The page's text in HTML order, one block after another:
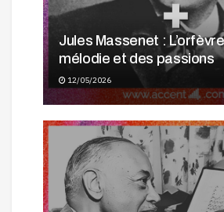
Jules Massenet :
mélodie et des passions
12/05/2026